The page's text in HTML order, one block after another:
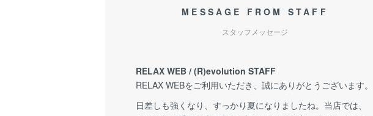
MESSAGE FROM STAFF
スタッフメッセージ
RELAX WEB / (R)evolution STAFF
RELAX WEBをご利用いただき、誠にありがとうございます。
日差しも強くなり、すっかり夏になりましたね。当店では、